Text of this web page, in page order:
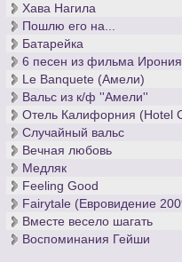
Хава Нагила
Пошлю его на...
Батарейка
6 песен из фильма
Le Banquete (Амели)
Вальс из к/ф ''Амели''
Отель Калифорния (Hotel
Случайный вальс
Вечная любовь
Медляк
Feeling Good
Fairytale (Евровидение
Вместе весело шагать
Воспоминания Гейши